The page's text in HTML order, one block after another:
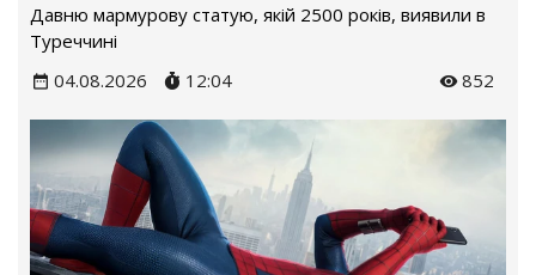
Давню мармурову статую, якій 2500 років, виявили в
Туреччині
04.08.2026
12:04 852